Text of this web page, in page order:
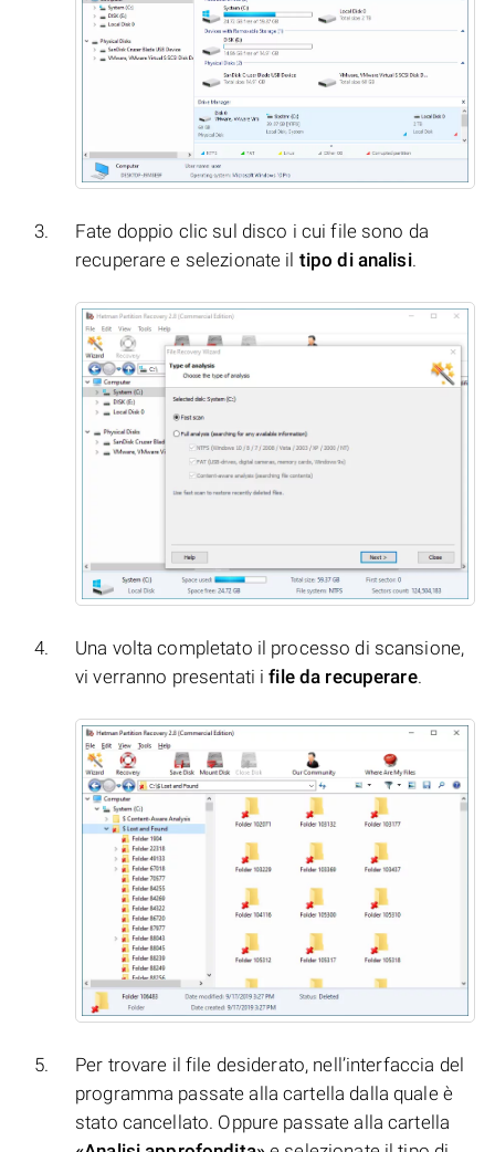
Fate doppio clic sul disco i cui file sono da
recuperare e selezionate il tipo di analisi.
Una volta completato il processo di scansione,
vi verranno presentati ifile da recuperare.
Per trovare il file desiderato, nell’interfaccia del
programma passate alla cartella dalla quale è
stato cancellato. Oppure passate alla cartella